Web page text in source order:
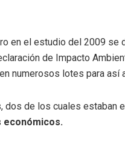
en el estudio del 2009 se
de Impacto
numerosos lotes para así
de los cuales estaban
económicos.